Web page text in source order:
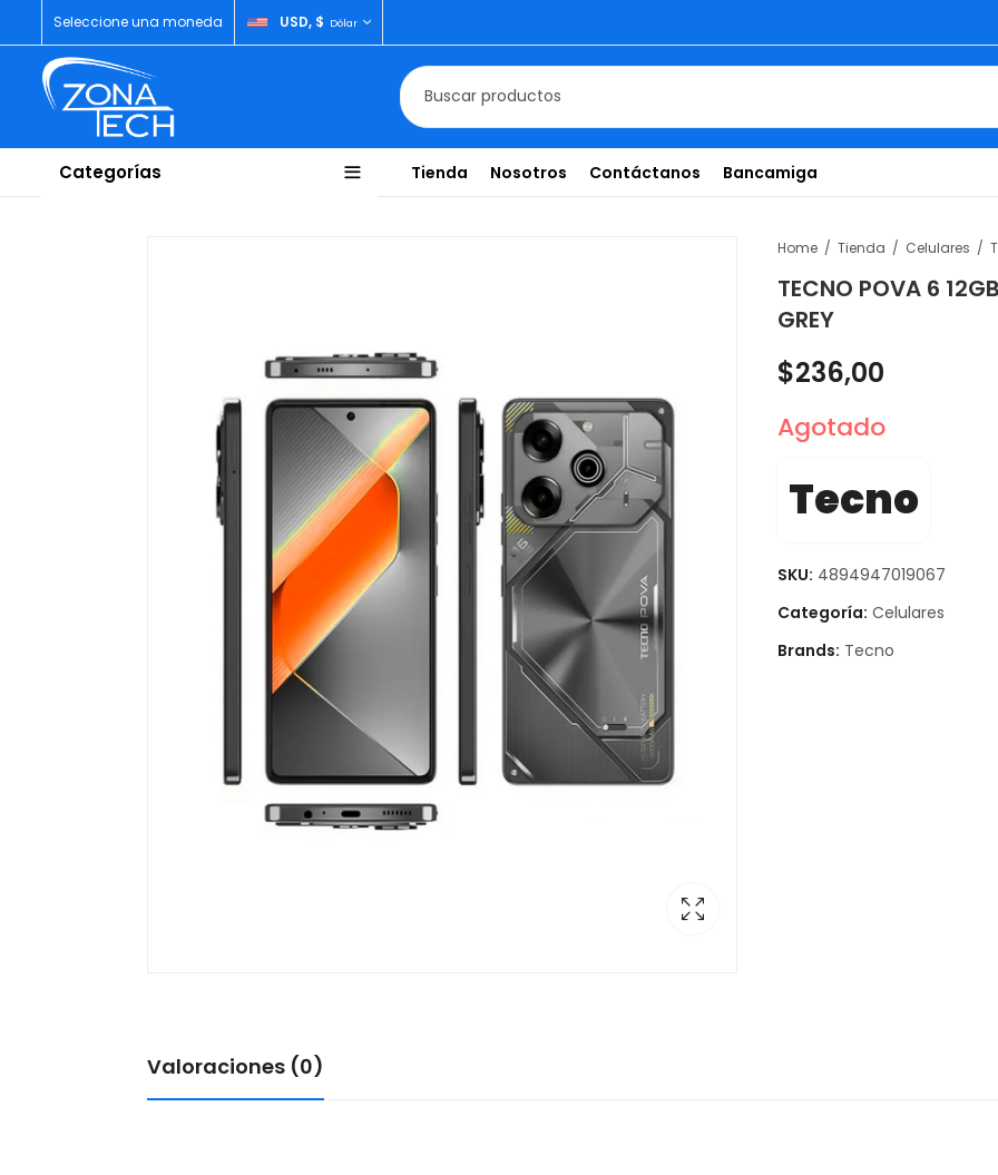
Seleccione una moneda USD, $ Dólar
Categorías Tienda Nosotros Contáctanos Bancamiga
Home Tienda Celulares
TECNO POVA 6
GREY
$236,00
Agotado
Tecno
SKU: 4894947019067
Categoría: Celulares
Brands: Tecno
Valoraciones (0)